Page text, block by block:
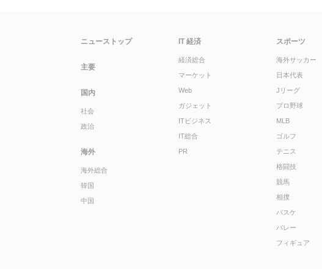
ニューストップ
主要
国内
社会
政治
海外
海外総合
韓国
中国
IT 経済
経済総合
マーケット
Web
ガジェット
ITビジネス
IT総合
PR
スポーツ
海外サッカー
日本代表
Jリーグ
プロ野球
MLB
ゴルフ
テニス
格闘技
競馬
相撲
バスケ
バレー
フィギュア